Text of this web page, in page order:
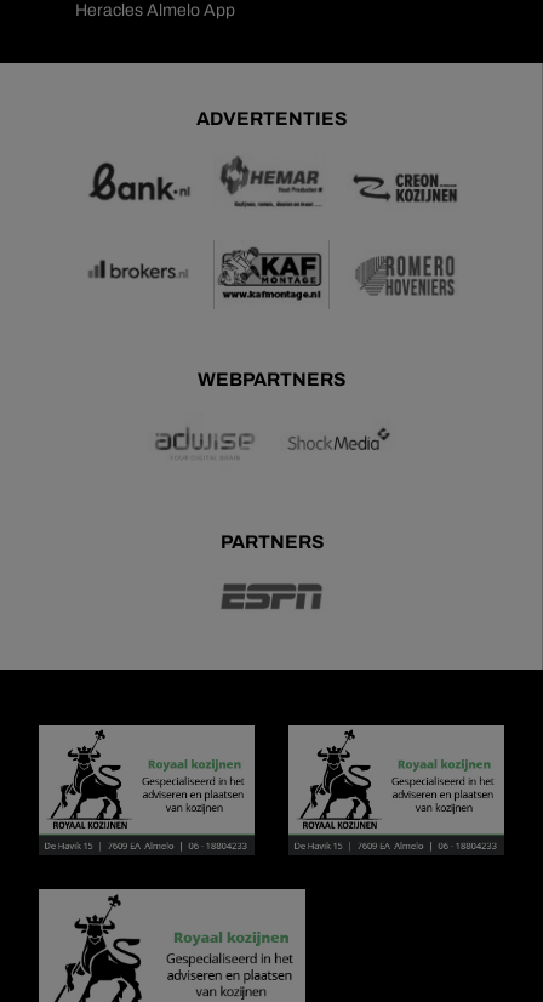
Heracles Almelo App
ADVERTENTIES
WEBPARTNERS
PARTNERS